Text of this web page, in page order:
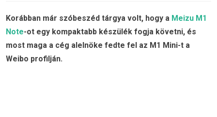
Korábban már szóbeszéd tárgya volt, hogy a Meizu M1
Note-ot egy kompaktabb készülék fogja követni, és
most maga a cég alelnöke fedte fel az M1 Mini-t a
Weibo profilján.